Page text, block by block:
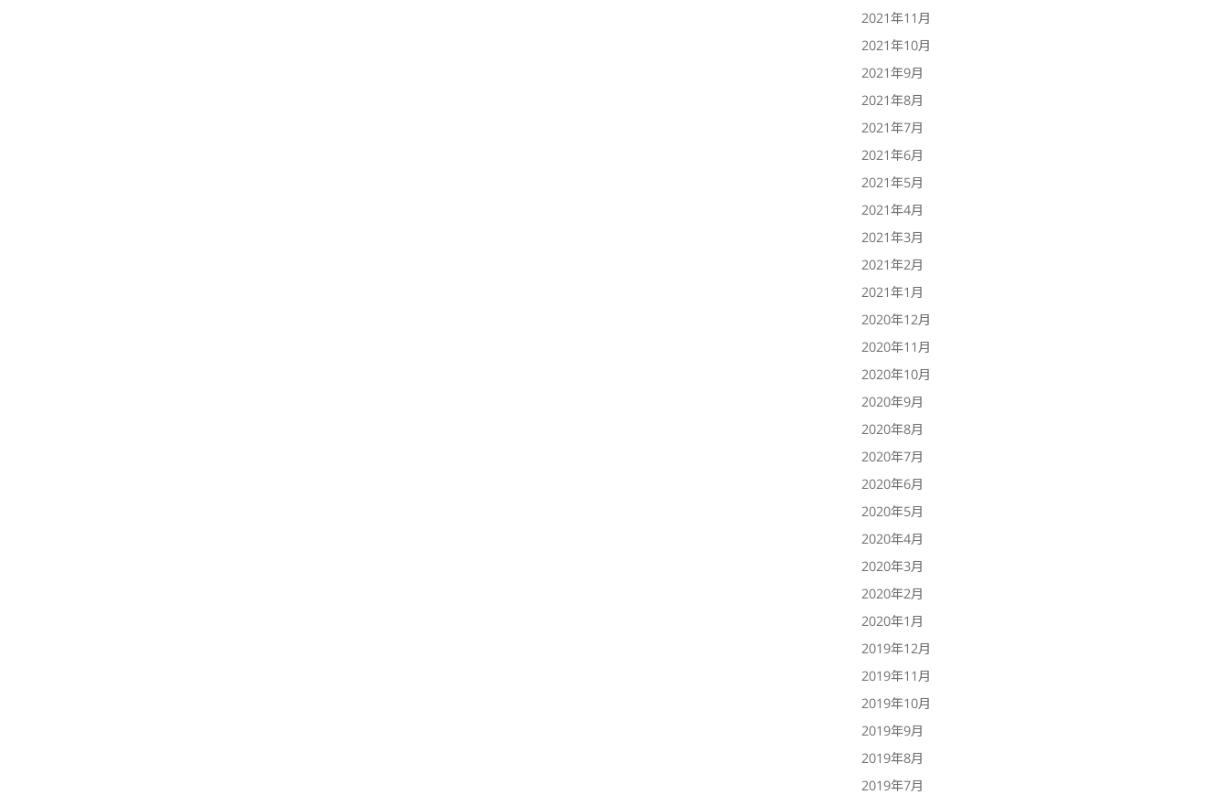
2021年11月
2021年10月
2021年9月
2021年8月
2021年7月
2021年6月
2021年5月
2021年4月
2021年3月
2021年2月
2021年1月
2020年12月
2020年11月
2020年10月
2020年9月
2020年8月
2020年7月
2020年6月
2020年5月
2020年4月
2020年3月
2020年2月
2020年1月
2019年12月
2019年11月
2019年10月
2019年9月
2019年8月
2019年7月